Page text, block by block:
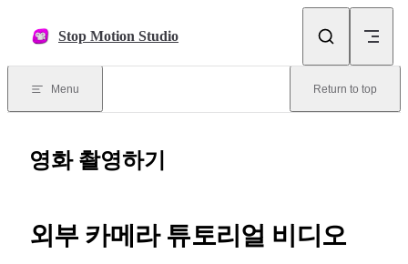
Stop Motion Studio
Menu Return to top
영화 촬영하기
외부 카메라 튜토리얼 비디오